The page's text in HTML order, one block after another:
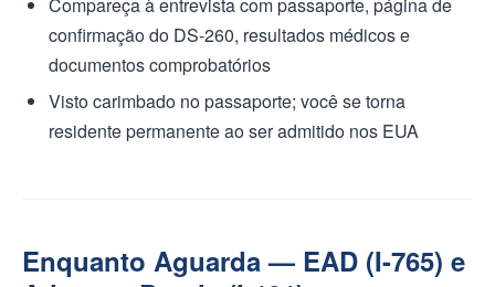
confirmação do DS-260, resultados médicos e
documentos comprobatórios
Visto carimbado no passaporte; você se torna
residente permanente ao ser admitido nos EUA
Enquanto Aguarda — EAD (I-765) e